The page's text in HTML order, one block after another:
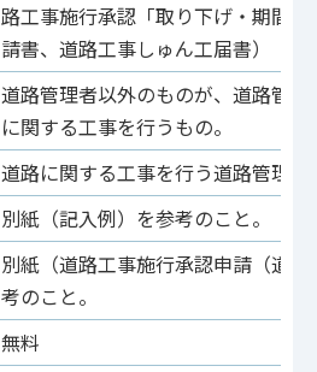
路工事施行承認「取り下げ・期間
請書、道路工事しゅん工届書）
道路管理者以外のものが、道路管
に関する工事を行うもの。
道路に関する工事を行う道路管理
別紙（記入例）を参考のこと。
別紙（道路工事施行承認申請（道
考のこと。
無料